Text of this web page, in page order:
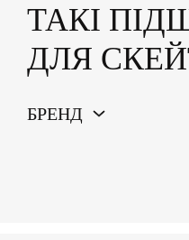
ТАКІ
ДЛЯ
БРЕНД